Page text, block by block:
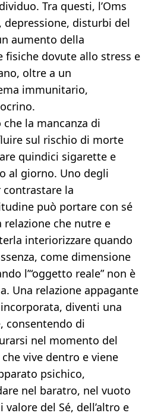
Tra questi, l’Oms
disturbi del
aumento della
dovute allo stress e
oltre a un
immunitario,
la mancanza di
sul rischio di morte
quindici sigarette e
al giorno. Uno degli
la
può portare con sé
che nutre e
interiorizzare quando
come dimensione
l’“oggetto reale” non è
Una relazione appagante
diventi una
consentendo di
nel momento del
vive dentro e viene
psichico,
nel baratro, nel vuoto
valore del Sé, dell’altro e